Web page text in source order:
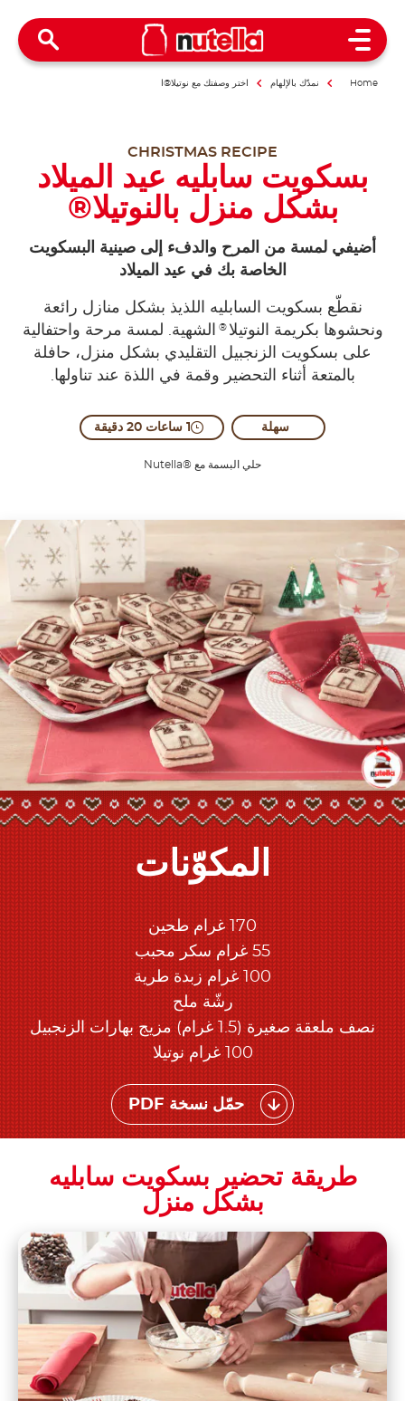
Open Menu
Home نمدّك بالإلهام اختر وصفتك مع نوتيلا®ا
CHRISTMAS RECIPE
بسكويت سابليه عيد الميلاد
بشكل منزل بالنوتيلا®‎
أضيفي لمسة من المرح والدفء إلى صينية البسكويت
الخاصة بك في عيد الميلاد
نقطّع بسكويت السابليه اللذيذ بشكل منازل رائعة
ونحشوها بكريمة النوتيلا ®الشهية. لمسة مرحة واحتفالية
على بسكويت الزنجبيل التقليدي بشكل منزل، حافلة
بالمتعة أثناء التحضير وقمة في اللذة عند تناولها.
سهلة 1 ساعات 20 دقيقة
حلي البسمة مع ®Nutella
المكوّنات
170 غرام طحين
55 غرام سكر محبب
100 غرام زبدة طرية
رشّة ملح
نصف ملعقة صغيرة (1.5 غرام) مزيج بهارات الزنجبيل
100 غرام نوتيلا
حمّل نسخة PDF
طريقة تحضير بسكويت سابليه
بشكل منزل